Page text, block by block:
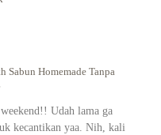
Sabun Homemade Tanpa
Udah lama ga
kecantikan yaa. Nih, kali